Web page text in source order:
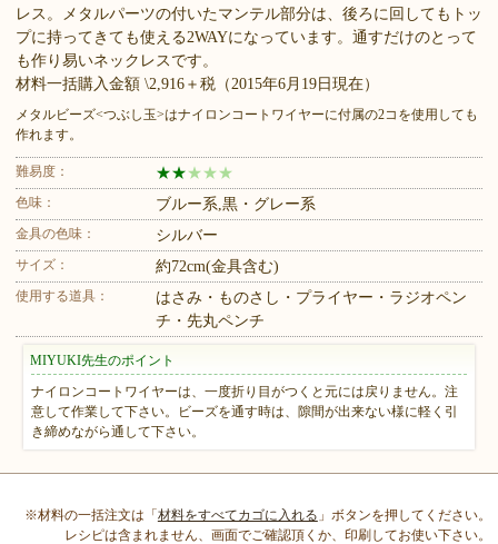
レス。メタルパーツの付いたマンテル部分は、後ろに回してもトッ
プに持ってきても使える2WAYになっています。通すだけのとって
も作り易いネックレスです。
材料一括購入金額 \2,916＋税（2015年6月19日現在）
メタルビーズ<つぶし玉>はナイロンコートワイヤーに付属の2コを使用しても
作れます。
難易度： ★★ ★ ★ ★
色味： ブルー系,黒・グレー系
金具の色味： シルバー
サイズ： 約72cm(金具含む)
使用する道具：
はさみ・ものさし・プライヤー・ラジオペン
チ・先丸ペンチ
MIYUKI先生のポイント
ナイロンコートワイヤーは、一度折り目がつくと元には戻りません。注
意して作業して下さい。ビーズを通す時は、隙間が出来ない様に軽く引
き締めながら通して下さい。
※材料の一括注文は「材料をすべてカゴに入れる 」ボタンを押してください。
レシピは含まれません、画面でご確認頂くか、印刷してお使い下さい。